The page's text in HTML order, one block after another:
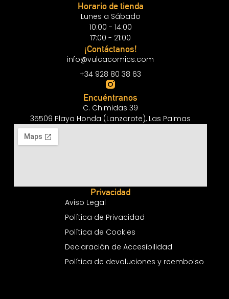
Horario de tienda
Lunes a Sábado
10:00 - 14:00
17:00 - 21:00
¡Contáctanos!
info@vulcacomics.com
+34 928 80 38 63
Encuéntranos
C. Chimidas 39
35509 Playa Honda (Lanzarote), Las Palmas
Privacidad
Aviso Legal
Política de Privacidad
Política de Cookies
Declaración de Accesibilidad
Política de devoluciones y reembolso